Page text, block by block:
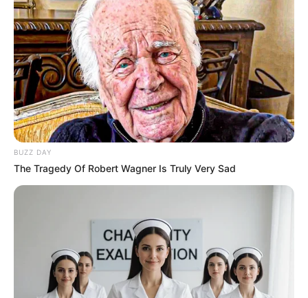
BUZZ DAY
The Tragedy Of Robert Wagner Is Truly Very Sad